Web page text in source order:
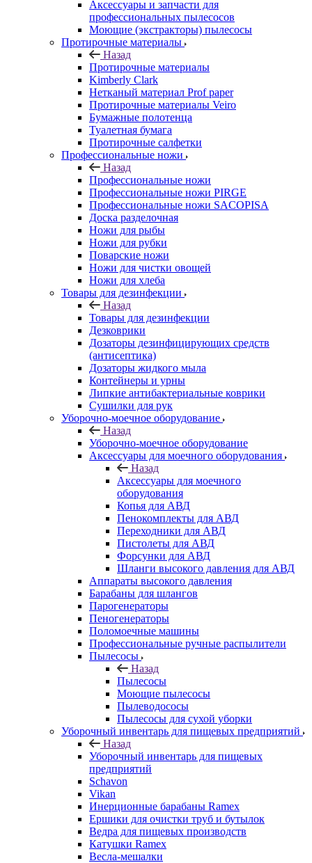
Аксессуары и запчасти для
профессиональных пылесосов
Моющие (экстракторы) пылесосы
Протирочные материалы
Назад
Протирочные материалы
Kimberly Clark
Нетканый материал Prof paper
Протирочные материалы Veiro
Бумажные полотенца
Туалетная бумага
Протирочные салфетки
Профессиональные ножи
Назад
Профессиональные ножи
Профессиональные ножи PIRGE
Профессиональные ножи SACOPISA
Доска разделочная
Ножи для рыбы
Ножи для рубки
Поварские ножи
Ножи для чистки овощей
Ножи для хлеба
Товары для дезинфекции
Назад
Товары для дезинфекции
Дезковрики
Дозаторы дезинфицирующих средств
(антисептика)
Дозаторы жидкого мыла
Контейнеры и урны
Липкие антибактериальные коврики
Сушилки для рук
Уборочно-моечное оборудование
Назад
Уборочно-моечное оборудование
Аксессуары для моечного оборудования
Назад
Аксессуары для моечного
оборудования
Копья для АВД
Пенокомплекты для АВД
Переходники для АВД
Пистолеты для АВД
Форсунки для АВД
Шланги высокого давления для АВД
Аппараты высокого давления
Барабаны для шлангов
Парогенераторы
Пеногенераторы
Поломоечные машины
Профессиональные ручные распылители
Пылесосы
Назад
Пылесосы
Моющие пылесосы
Пылеводососы
Пылесосы для сухой уборки
Уборочный инвентарь для пищевых предприятий
Назад
Уборочный инвентарь для пищевых
предприятий
Schavon
Vikan
Инерционные барабаны Ramex
Ершики для очистки труб и бутылок
Ведра для пищевых производств
Катушки Ramex
Весла-мешалки